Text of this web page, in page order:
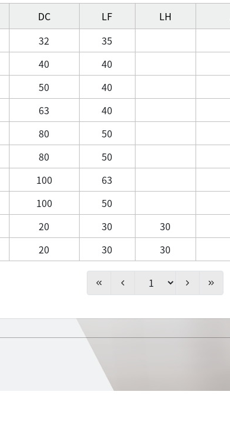
DC LF LH
32 35
40 40
50 40
63 40
80 50
80 50
100 63
100 50
20 30 30
20 30 30